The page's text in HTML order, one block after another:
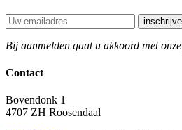
Bij aanmelden gaat u akkoord met onze
Contact
Bovendonk 1
4707 ZH Roosendaal